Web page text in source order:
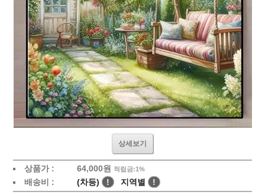
상세보기
상품가 : 64,000원 적립금:1%
배송비 : (차등) ! 지역별 !